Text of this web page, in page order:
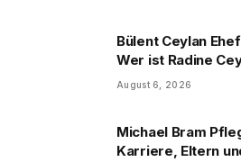
Bülent Ceylan
Wer ist Radine
August 6, 2026
Michael Bram
Karriere, Eltern